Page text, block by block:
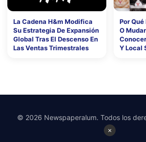
La Cadena H&m Modifica
Su Estrategia De Expansión
Global Tras El Descenso En
Las Ventas Trimestrales
Por
O
Y Local
×
© 2026 Newspaperalum. Todos los